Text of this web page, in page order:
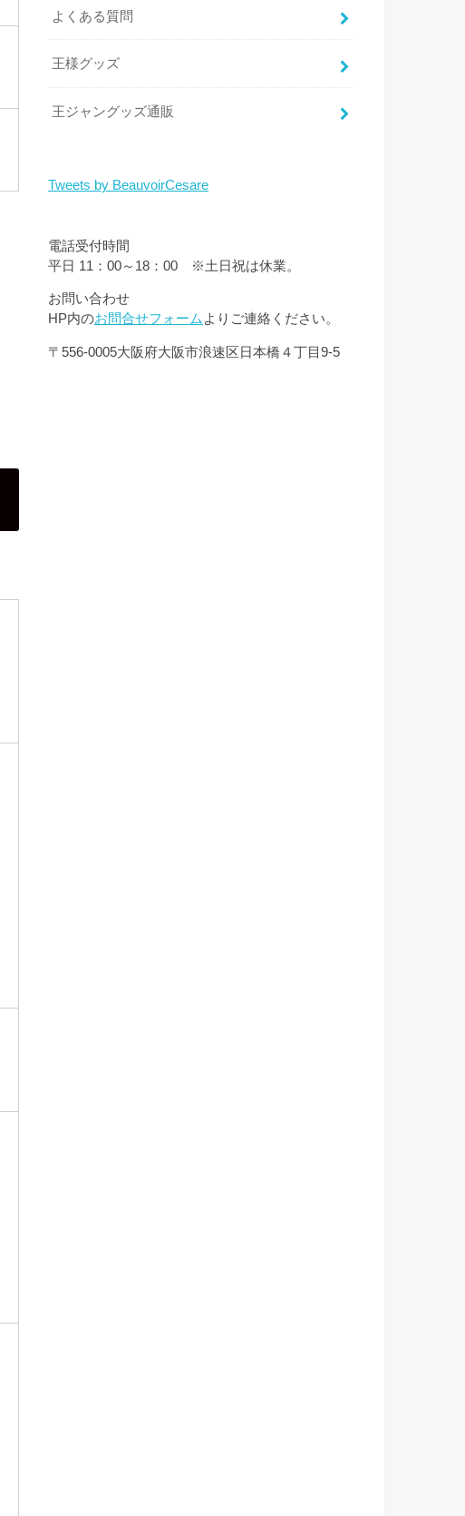
よくある質問
王様グッズ
王ジャングッズ通販
Tweets by BeauvoirCesare
電話受付時間
平日 11：00～18：00 ※土日祝は休業。
お問い合わせ
HP内のお問合せフォームよりご連絡ください。
〒556-0005大阪府大阪市浪速区日本橋４丁目9-5